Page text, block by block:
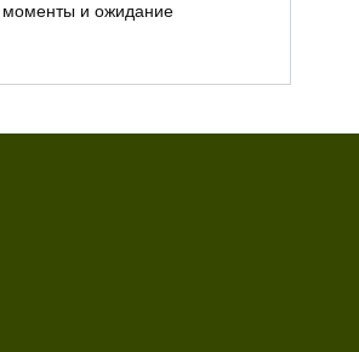
моменты и ожидание